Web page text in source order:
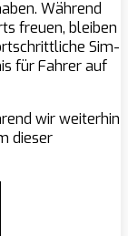
Während
freuen, bleiben
Sim-
für Fahrer auf
wir weiterhin
dieser